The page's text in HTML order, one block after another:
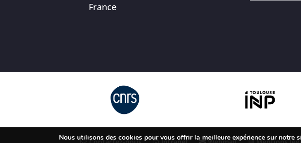
France
Nous utilisons des cookies pour vous offrir la meilleure expérience sur notre